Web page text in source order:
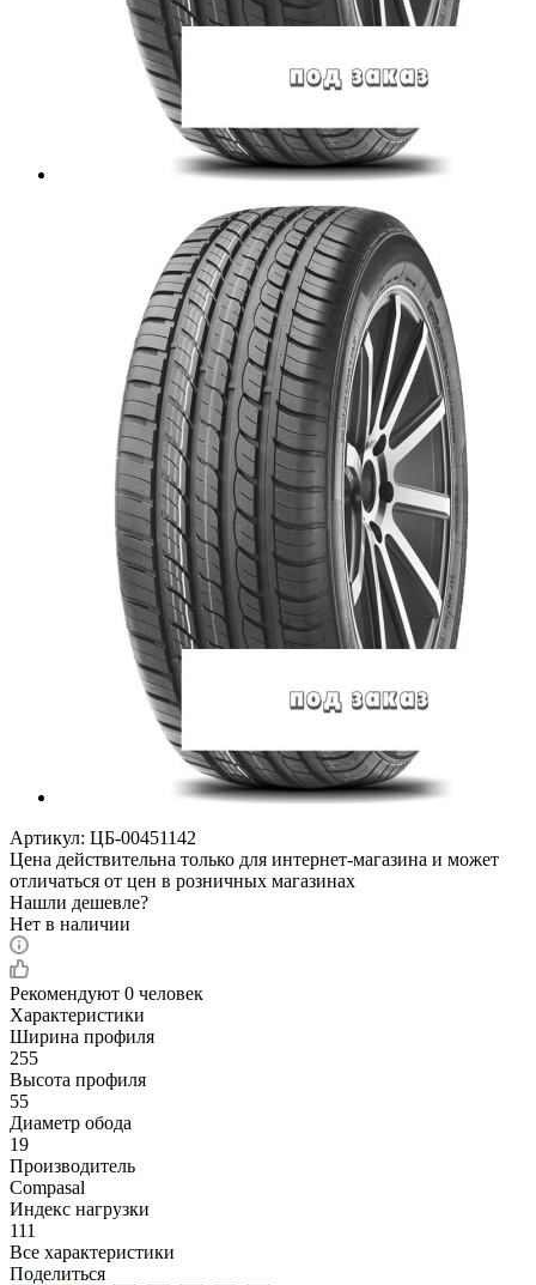
Артикул: ЦБ-00451142
Цена действительна только для интернет-магазина и может
отличаться от цен в розничных магазинах
Нашли дешевле?
Нет в наличии
Рекомендуют 0 человек
Характеристики
Ширина профиля
255
Высота профиля
55
Диаметр обода
19
Производитель
Compasal
Индекс нагрузки
111
Все характеристики
Поделиться